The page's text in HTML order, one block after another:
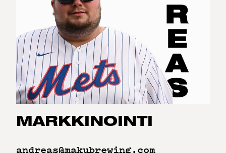
MARKKINOINTI
andreas@makubrewing.com